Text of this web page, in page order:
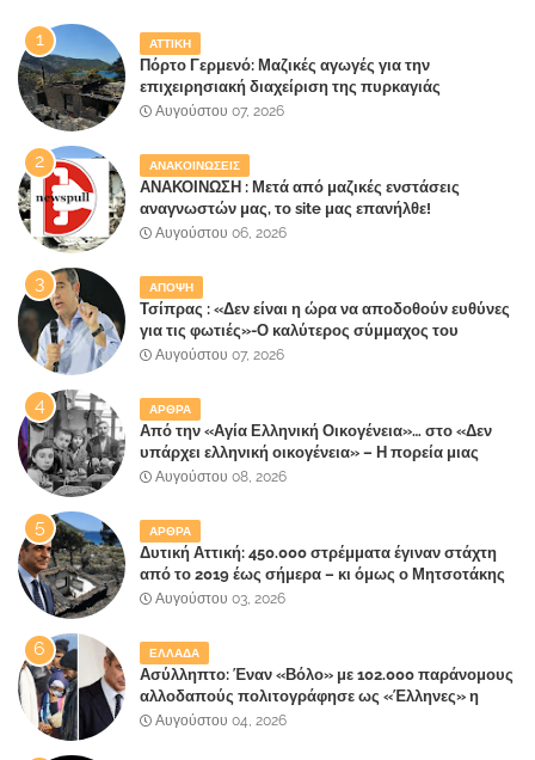
ΑΤΤΙΚΗ
Πόρτο Γερμενό: Μαζικές αγωγές για την
επιχειρησιακή διαχείριση της πυρκαγιάς
ετοιμάζουν οι κάτοικοι!
Αυγούστου 07, 2026
ΑΝΑΚΟΙΝΩΣΕΙΣ
ΑΝΑΚΟΙΝΩΣΗ : Μετά από μαζικές ενστάσεις
αναγνωστών μας, το site μας επανήλθε!
Αυγούστου 06, 2026
ΑΠΟΨΗ
Τσίπρας : «Δεν είναι η ώρα να αποδοθούν ευθύνες
για τις φωτιές»-Ο καλύτερος σύμμαχος του
Μητσοτάκη
Αυγούστου 07, 2026
ΑΡΘΡΑ
Από την «Αγία Ελληνική Οικογένεια»… στο «Δεν
υπάρχει ελληνική οικογένεια» – Η πορεία μιας
κοινωνίας που κινδυνεύει να ξεχάσει ποια είναι
Αυγούστου 08, 2026
ΑΡΘΡΑ
Δυτική Αττική: 450.000 στρέμματα έγιναν στάχτη
από το 2019 έως σήμερα – κι όμως ο Μητσοτάκης
έλαβε 40% και 45% στις εκλογές του 2023,ενώ 50%
Αυγούστου 03, 2026
ΕΛΛΑΔΑ
Ασύλληπτο: Έναν «Βόλο» με 102.000 παράνομους
αλλοδαπούς πολιτογράφησε ως «Έλληνες» η
κυβέρνηση!
Αυγούστου 04, 2026